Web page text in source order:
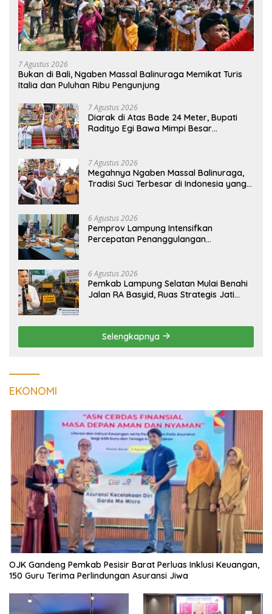
7 Agustus 2026
Bukan di Bali, Ngaben Massal Balinuraga Memikat Turis
Italia dan Puluhan Ribu Pengunjung
7 Agustus 2026
Diarak di Atas Bade 24 Meter, Bupati
Radityo Egi Bawa Mimpi Besar
7 Agustus 2026
Megahnya Ngaben Massal Balinuraga,
Tradisi Suci Terbesar di Indonesia yang
6 Agustus 2026
Pemprov Lampung Intensifkan
Percepatan Penanggulangan
6 Agustus 2026
Pemkab Lampung Selatan Mulai Benahi
Jalan RA Basyid, Ruas Strategis Jati
Selengkapnya
EKONOMI
OJK Gandeng Pemkab Pesisir Barat Perluas Inklusi Keuangan,
150 Guru Terima Perlindungan Asuransi Jiwa